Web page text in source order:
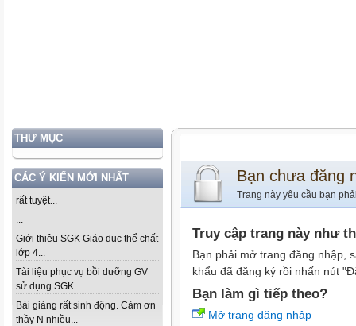
THƯ MỤC
CÁC Ý KIẾN MỚI NHẤT
rất tuyệt...
...
Giới thiệu SGK Giáo dục thể chất
lớp 4...
Tài liệu phục vụ bồi dưỡng GV
sử dụng SGK...
Bài giảng rất sinh động. Cảm ơn
thầy N nhiều...
Bạn chưa đăng
Trang này yêu cầu bạn
Truy cập trang này như
Bạn phải mở trang đăng nhập,
khẩu đã đăng ký rồi nhấn nút
Bạn làm gì tiếp theo?
Mở trang đăng nhập